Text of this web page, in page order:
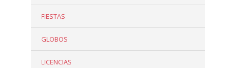
FIESTAS
GLOBOS
LICENCIAS